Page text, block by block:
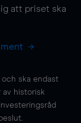
att priset ska
ska endast
av historisk